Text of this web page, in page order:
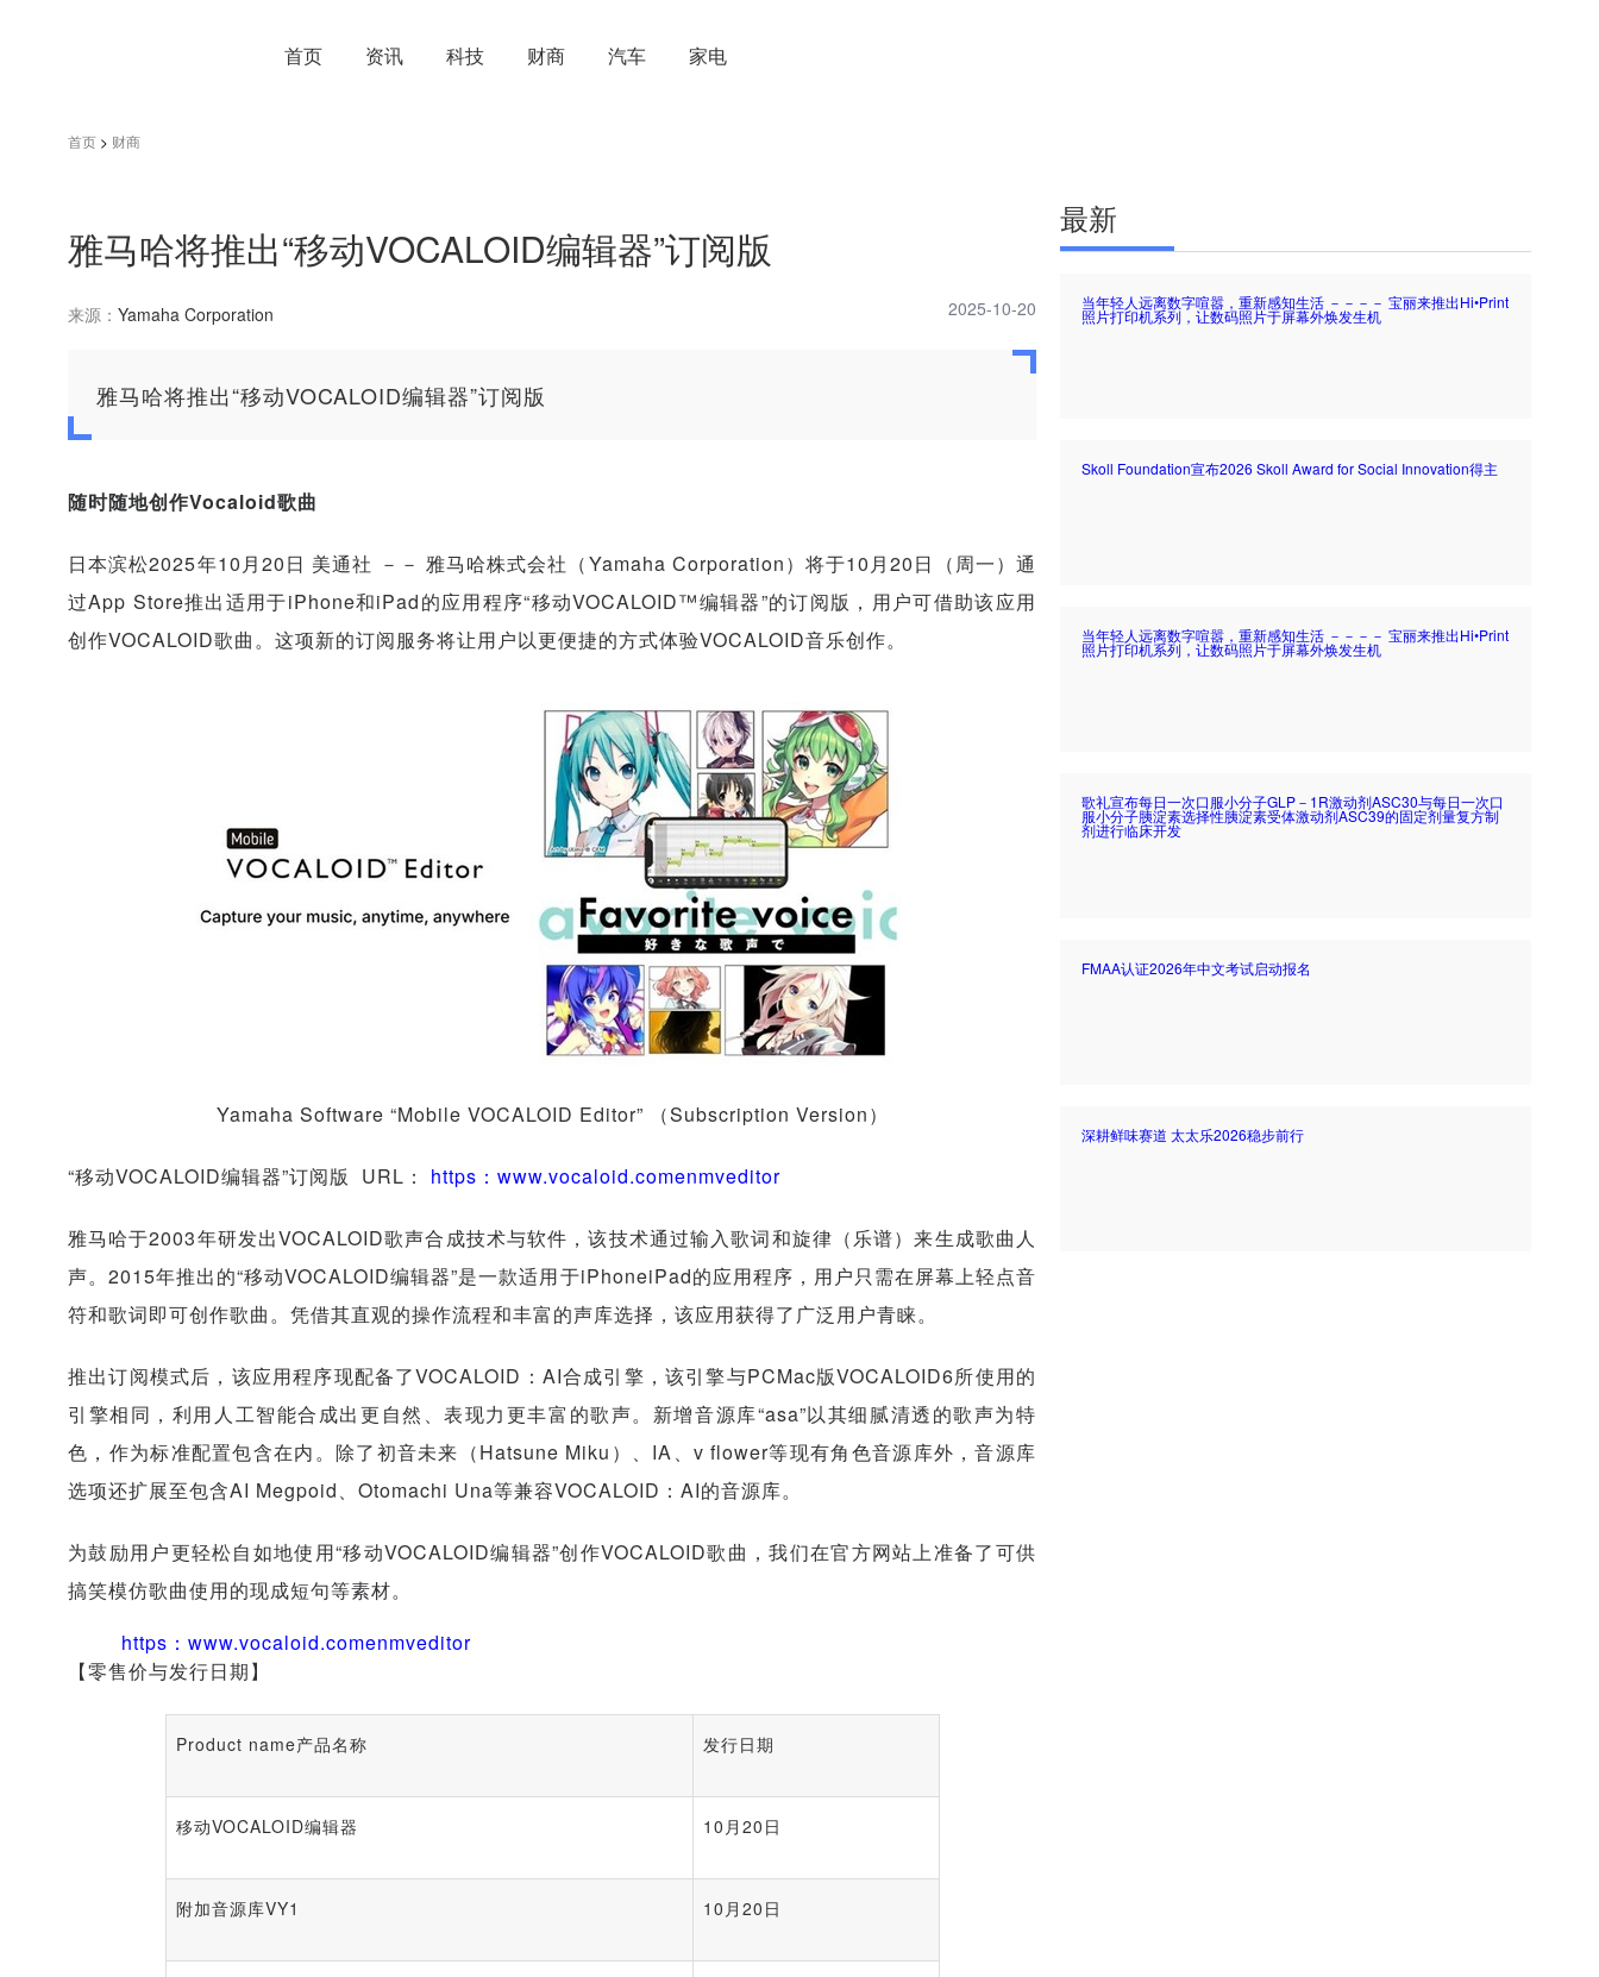
首页 资讯 科技 财商 汽车 家电
首页 > 财商
雅马哈将推出“移动VOCALOID编辑器”订阅版
来源： Yamaha Corporation 2025-10-20
雅马哈将推出“移动VOCALOID编辑器”订阅版
随时随地创作Vocaloid歌曲
日本滨松2025年10月20日 美通社 －－ 雅马哈株式会社（Yamaha Corporation）将于10月20日（周一）通
过App Store推出适用于iPhone和iPad的应用程序“移动VOCALOID™编辑器”的订阅版，用户可借助该应用
创作VOCALOID歌曲。这项新的订阅服务将让用户以更便捷的方式体验VOCALOID音乐创作。
Yamaha Software “Mobile VOCALOID Editor” （Subscription Version）
“移动VOCALOID编辑器”订阅版 URL： https：www.vocaloid.comenmveditor
雅马哈于2003年研发出VOCALOID歌声合成技术与软件，该技术通过输入歌词和旋律（乐谱）来生成歌曲人
声。2015年推出的“移动VOCALOID编辑器”是一款适用于iPhoneiPad的应用程序，用户只需在屏幕上轻点音
符和歌词即可创作歌曲。凭借其直观的操作流程和丰富的声库选择，该应用获得了广泛用户青睐。
推出订阅模式后，该应用程序现配备了VOCALOID：AI合成引擎，该引擎与PCMac版VOCALOID6所使用的
引擎相同，利用人工智能合成出更自然、表现力更丰富的歌声。新增音源库“asa”以其细腻清透的歌声为特
色，作为标准配置包含在内。除了初音未来（Hatsune Miku ）、IA、v flower等现有角色音源库外 ，音源库
选项还扩展至包含AI Megpoid、Otomachi Una等兼容VOCALOID：AI的音源库。
为鼓励用户更轻松自如地使用“移动VOCALOID编辑器”创作VOCALOID歌曲，我们在官方网站上准备了可供
搞笑模仿歌曲使用的现成短句等素材。
https：www.vocaloid.comenmveditor
【零售价与发行日期】
Product name产品名称 发行日期
移动VOCALOID编辑器 10月20日
附加音源库VY1 10月20日
最新
当年轻人远离数字喧嚣，重新感知生活 －－－－ 宝丽来推出Hi•Print
照片打印机系列，让数码照片于屏幕外焕发生机
Skoll Foundation宣布2026 Skoll Award for Social Innovation得主
当年轻人远离数字喧嚣，重新感知生活 －－－－ 宝丽来推出Hi•Print
照片打印机系列，让数码照片于屏幕外焕发生机
歌礼宣布每日一次口服小分子GLP－1R激动剂ASC30与每日一次口
服小分子胰淀素选择性胰淀素受体激动剂ASC39的固定剂量复方制
剂进行临床开发
FMAA认证2026年中文考试启动报名
深耕鲜味赛道 太太乐2026稳步前行